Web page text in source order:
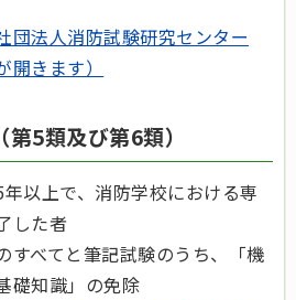
団法人消防試験研究センター
開きます）
5類及び第6類）
以上で、消防学校における専
した者
すべてと筆記試験のうち、「機
礎知識」の免除